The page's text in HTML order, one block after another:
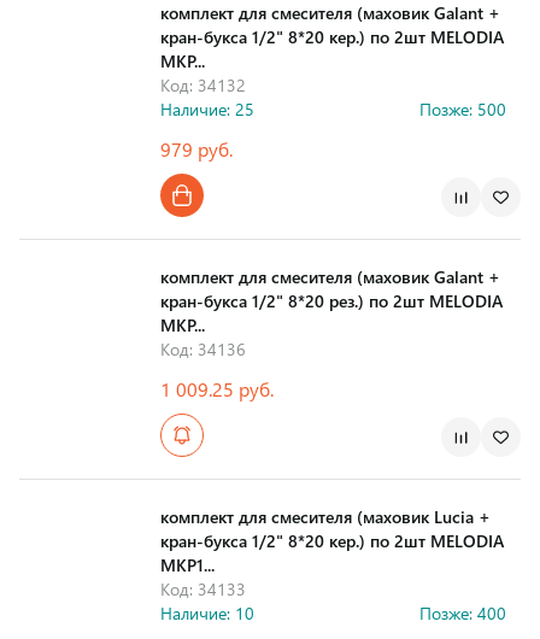
комплект для смесителя (маховик Galant +
кран-букса 1/2" 8*20 кер.) по 2шт MELODIA
MKP...
Код: 34132
Наличие: 25
Позже: 500
979 руб.
комплект для смесителя (маховик Galant +
кран-букса 1/2" 8*20 рез.) по 2шт MELODIA
MKP...
Код: 34136
1 009.25 руб.
комплект для смесителя (маховик Lucia +
кран-букса 1/2" 8*20 кер.) по 2шт MELODIA
MKP1...
Код: 34133
Наличие: 10
Позже: 400